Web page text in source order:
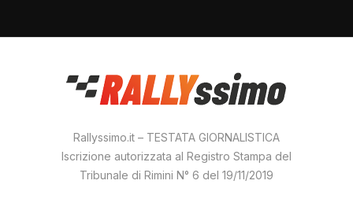
Rallyssimo.it – TESTATA GIORNALISTICA
Iscrizione autorizzata al Registro Stampa del
Tribunale di Rimini N° 6 del 19/11/2019